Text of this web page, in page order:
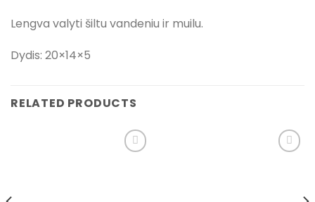
Lengva valyti šiltu vandeniu ir muilu.
Dydis: 20×14×5
RELATED PRODUCTS